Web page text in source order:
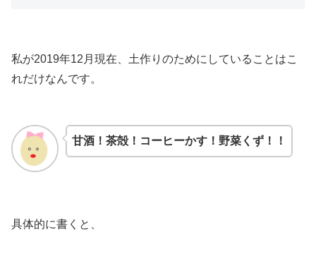
私が2019年12月現在、土作りのためにしていることはこ
れだけなんです。
甘酒！茶殻！コーヒーかす！野菜くず！！
具体的に書くと、